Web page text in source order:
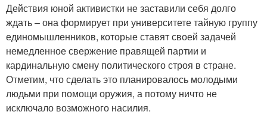
Действия юной активистки не заставили себя долго
ждать – она формирует при университете тайную группу
единомышленников, которые ставят своей задачей
немедленное свержение правящей партии и
кардинальную смену политического строя в стране.
Отметим, что сделать это планировалось молодыми
людьми при помощи оружия, а потому ничто не
исключало возможного насилия.